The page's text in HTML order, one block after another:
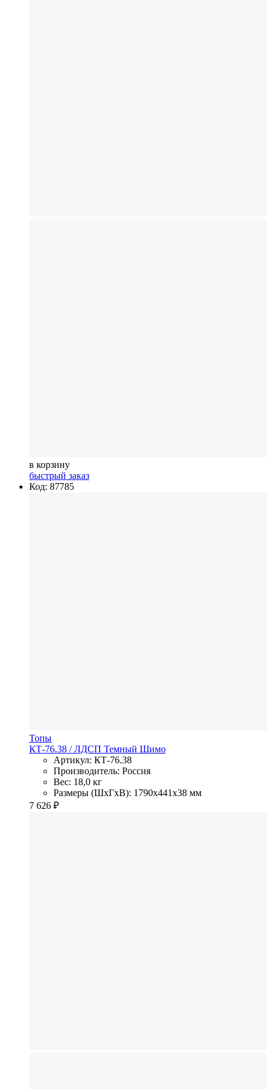
в корзину
быстрый заказ
Код: 87785
Топы
КТ-76.38 / ЛДСП Темный Шимо
Артикул: КТ-76.38
Производитель: Россия
Вес: 18,0 кг
Размеры (ШхГхВ): 1790x441x38 мм
7 626 ₽